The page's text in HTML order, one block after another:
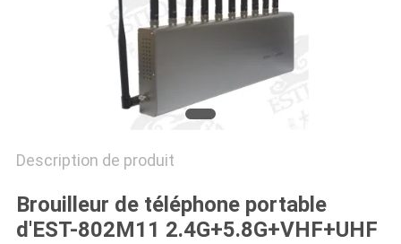
Description de produit
Brouilleur de téléphone portable
d'EST-802M11 2.4G+5.8G+VHF+UHF